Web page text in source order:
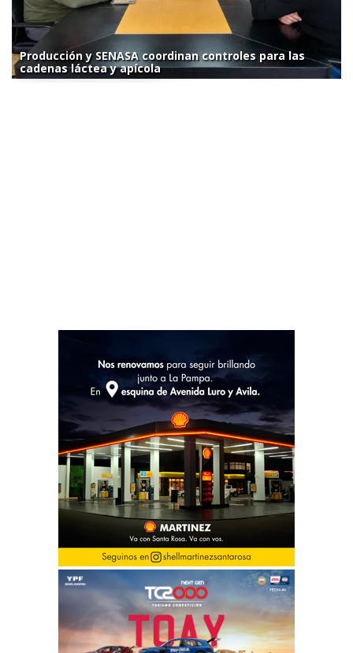
Producción y SENASA coordinan controles para las
cadenas láctea y apícola